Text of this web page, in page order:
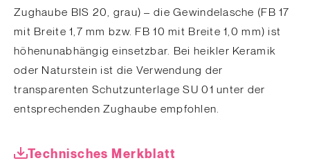
Zughaube BIS 20, grau) – die Gewindelasche (FB 17
mit Breite 1,7 mm bzw. FB 10 mit Breite 1,0 mm) ist
höhenunabhängig einsetzbar. Bei heikler Keramik
oder Naturstein ist die Verwendung der
transparenten Schutzunterlage SU 01 unter der
entsprechenden Zughaube empfohlen.
Technisches Merkblatt